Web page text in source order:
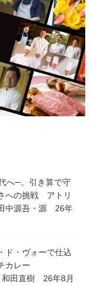
へ─。引き算で守
への挑戦 アトリ
中源吾・源 26年
ド・ヴォーで仕込
カレー
田直樹 26年8月